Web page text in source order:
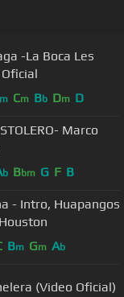
-La Boca Les
Oficial
m Cm Bb Dm D
b Bbm G F B
- Intro, Huapangos
Bm Gm Ab
(Video Oficial)